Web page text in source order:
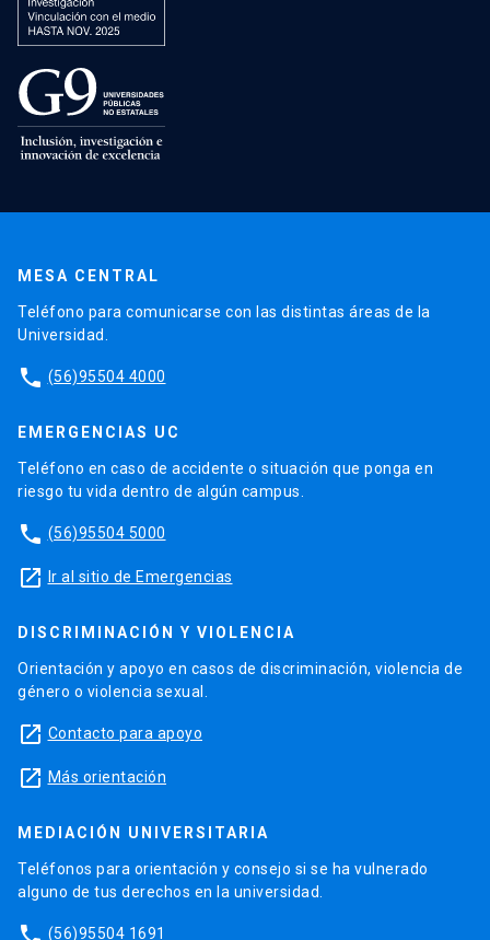
MESA CENTRAL
Teléfono para comunicarse con las distintas áreas de la
Universidad.
phone (56)95504 4000
EMERGENCIAS UC
Teléfono en caso de accidente o situación que ponga en
riesgo tu vida dentro de algún campus.
phone (56)95504 5000
launch Ir al sitio de Emergencias
DISCRIMINACIÓN Y VIOLENCIA
Orientación y apoyo en casos de discriminación, violencia de
género o violencia sexual.
launch Contacto para apoyo
launch Más orientación
MEDIACIÓN UNIVERSITARIA
Teléfonos para orientación y consejo si se ha vulnerado
alguno de tus derechos en la universidad.
(56)95504 1691